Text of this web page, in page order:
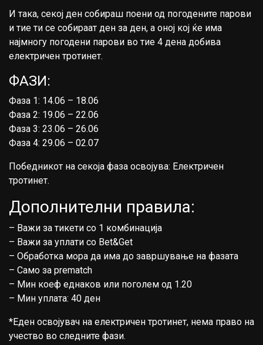
И така, секој ден собираш поени од погодените парови
и тие ти се собираат ден за ден, а оној кој ќе има
најмногу погодени парови во тие 4 дена добива
електричен тротинет.
ФАЗИ:
Фаза 1: 14.06 – 18.06
Фаза 2: 19.06 – 22.06
Фаза 3: 23.06 – 26.06
Фаза 4: 29.06 – 02.07
Победникот на секоја фаза освојува: Електричен
тротинет.
Дополнителни правила:
– Важи за тикети со 1 комбинација
– Важи за уплати со Bet&Get
– Обработка мора да има до завршување на фазата
– Само за prematch
– Мин коеф еднаков или поголем од 1.20
– Мин уплата: 40 ден
*Еден освојувач на електричен тротинет, нема право на
учество во следните фази.